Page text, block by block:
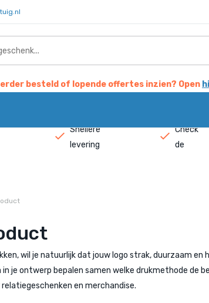
besteld of lopende offertes inzien? Open
Snellere
levering
Check
de
wil je natuurlijk dat jouw logo strak, duurzaam
je ontwerp bepalen samen welke drukmethode de
en merchandise.